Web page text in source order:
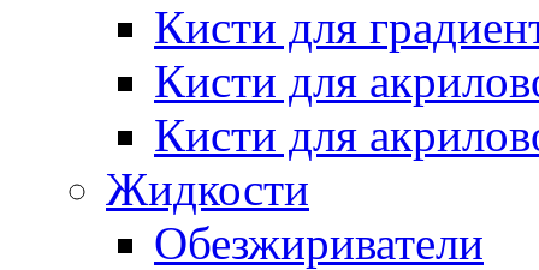
Кисти для
Кисти для
Кисти для
Жидкости
Обезжириватели